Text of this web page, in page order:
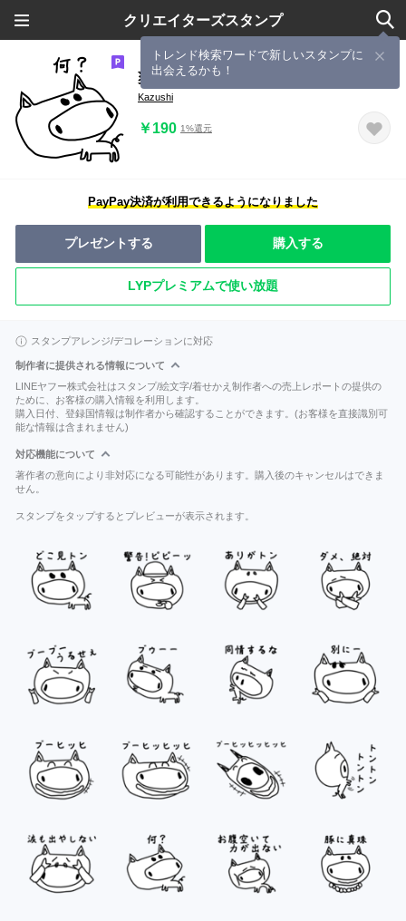
クリエイターズスタンプ
トレンド検索ワードで新しいスタンプに
出会えるかも！
爽快！ブタのブーさん
Kazushi
￥190 1%還元
PayPay決済が利用できるようになりました
プレゼントする 購入する
LYPプレミアムで使い放題
スタンプアレンジ/デコレーションに対応
制作者に提供される情報について
LINEヤフー株式会社はスタンプ/絵文字/着せかえ制作者への売上レポートの提供の
ために、お客様の購入情報を利用します。
購入日付、登録国情報は制作者から確認することができます。(お客様を直接識別可
能な情報は含まれません)
対応機能について
著作者の意向により非対応になる可能性があります。購入後のキャンセルはできま
せん。
スタンプをタップするとプレビューが表示されます。